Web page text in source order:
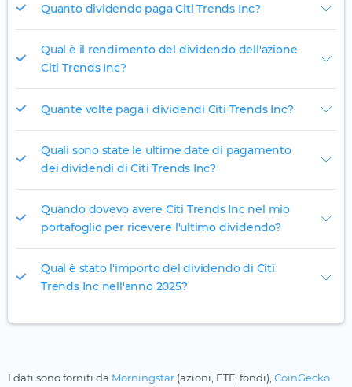
Quanto dividendo paga Citi Trends Inc?
Qual è il rendimento del dividendo dell'azione
Citi Trends Inc?
Quante volte paga i dividendi Citi Trends Inc?
Quali sono state le ultime date di pagamento
dei dividendi di Citi Trends Inc?
Quando dovevo avere Citi Trends Inc nel mio
portafoglio per ricevere l'ultimo dividendo?
Qual è stato l'importo del dividendo di Citi
Trends Inc nell'anno 2025?
I dati sono forniti da Morningstar (azioni, ETF, fondi), CoinGecko